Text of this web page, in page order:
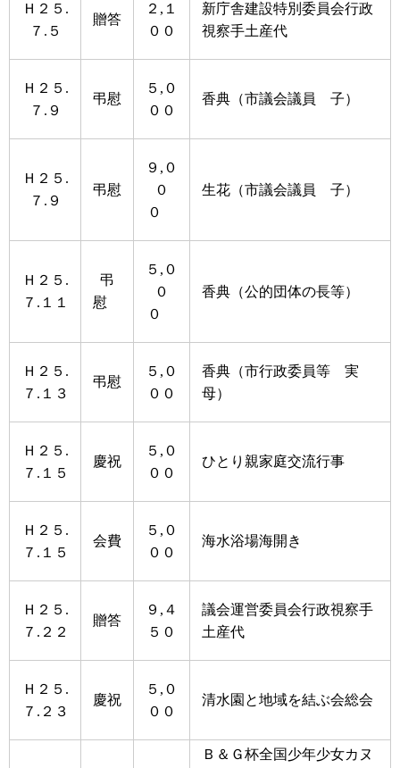
Ｈ２５.
７.５
贈答
２,１
００
新庁舎建設特別委員会行政
視察手土産代
Ｈ２５.
７.９
弔慰
５,０
００
香典（市議会議員 子）
Ｈ２５.
７.９
弔慰
９,０
０
０
生花（市議会議員 子）
Ｈ２５.
７.１１
弔
慰
５,０
０
０
香典（公的団体の長等）
Ｈ２５.
７.１３
弔慰
５,０
００
香典（市行政委員等 実
母）
Ｈ２５.
７.１５
慶祝
５,０
００
ひとり親家庭交流行事
Ｈ２５.
７.１５
会費
５,０
００
海水浴場海開き
Ｈ２５.
７.２２
贈答
９,４
５０
議会運営委員会行政視察手
土産代
Ｈ２５.
７.２３
慶祝
５,０
００
清水園と地域を結ぶ会総会
Ｂ＆Ｇ杯全国少年少女カヌ